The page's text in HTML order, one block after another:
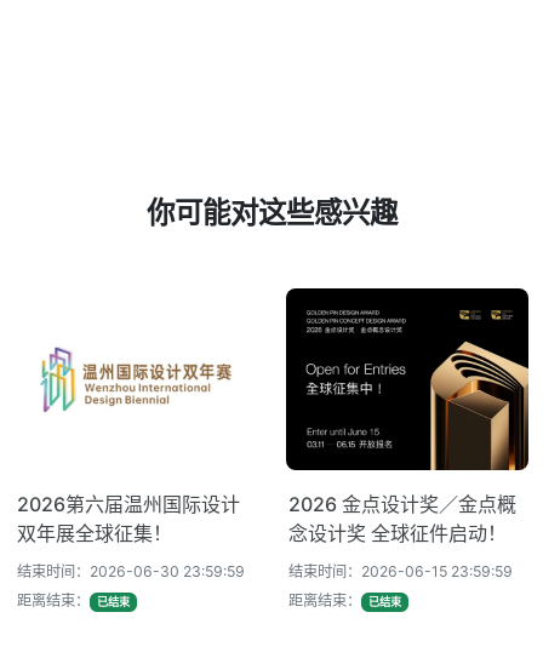
你可能对这些感兴趣
2026第六届温州国际设计
双年展全球征集！
结束时间：2026-06-30 23:59:59
距离结束：
已结束
2026 金点设计奖／金点概
念设计奖 全球征件启动！
结束时间：2026-06-15 23:59:59
距离结束：
已结束